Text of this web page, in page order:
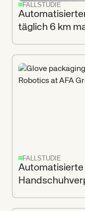
FALLSTUDIE
täglich 6 km
FALLSTUDIE
Automatisierte